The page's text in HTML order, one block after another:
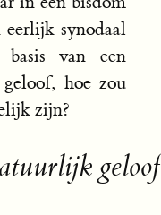
synodaal
van een
hoe zou
zijn?
geloof